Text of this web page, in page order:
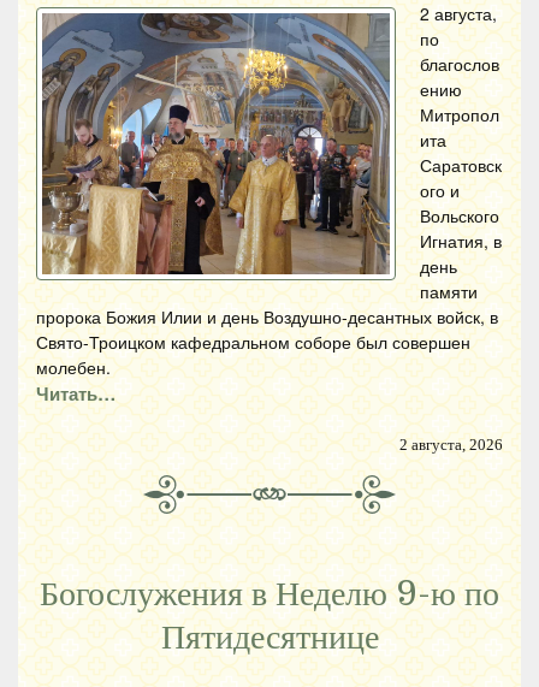
2 августа,
по
благослов
ению
Митропол
ита
Саратовск
ого и
Вольского
Игнатия, в
день
памяти
пророка Божия Илии и день Воздушно-десантных войск, в
Свято-Троицком кафедральном соборе был совершен
молебен.
Читать…
2 августа, 2026
Богослужения в Неделю 9-ю по
Пятидесятнице